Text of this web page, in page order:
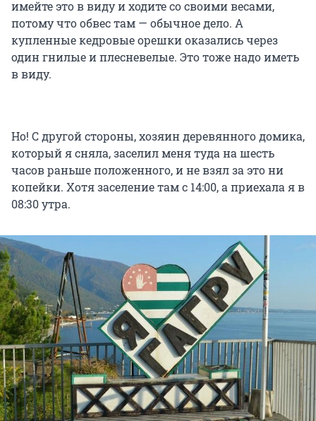
имейте это в виду и ходите со своими весами,
потому что обвес там — обычное дело. А
купленные кедровые орешки оказались через
один гнилые и плесневелые. Это тоже надо иметь
в виду.
Но! С другой стороны, хозяин деревянного домика,
который я сняла, заселил меня туда на шесть
часов раньше положенного, и не взял за это ни
копейки. Хотя заселение там с 14:00, а приехала я в
08:30 утра.